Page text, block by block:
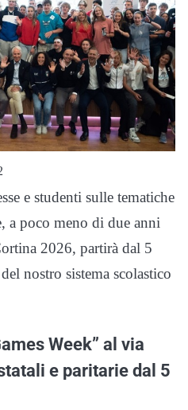
e studenti sulle tematiche
a poco meno di due anni
2026, partirà dal 5
nostro sistema scolastico
Week” al via
e paritarie dal 5